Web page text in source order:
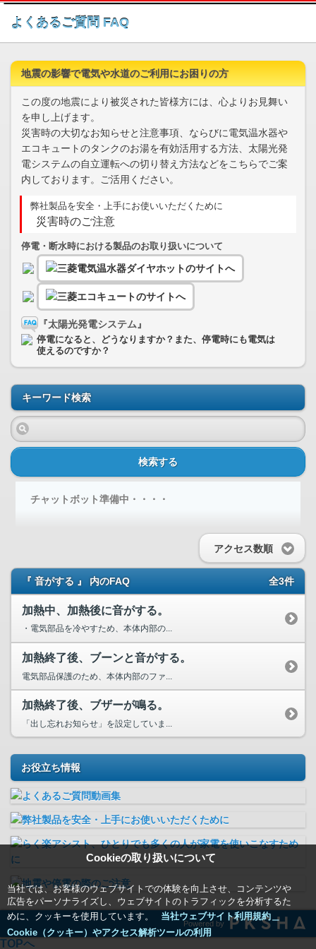
このページの本文へ
よくあるご質問 FAQ
Cookieの取り扱いについて
当社では、お客様のウェブサイトでの体験を向上させ、コンテンツや
広告をパーソナライズし、ウェブサイトのトラフィックを分析するた
めに、クッキーを使用しています。
当社ウェブサイト利用規約＿
Cookie（クッキー）やアクセス解析ツールの利用
地震の影響で電気や水道のご利用にお困りの方
この度の地震により被災された皆様方には、心よりお見舞い
を申し上げます。
災害時の大切なお知らせと注意事項、ならびに電気温水器や
エコキュートのタンクのお湯を有効活用する方法、太陽光発
電システムの自立運転への切り替え方法などをこちらでご案
内しております。ご活用ください。
弊社製品を安全・上手にお使いいただくために
災害時のご注意
停電・断水時における製品のお取り扱いについて
『太陽光発電システム』
停電になると、どうなりますか？また、停電時にも電気は
使えるのですか？
キーワード検索
検索する
チャットボット準備中・・・・
アクセス数順
『 音がする 』 内のFAQ 全3件
加熱中、加熱後に音がする。
・電気部品を冷やすため、本体内部の...
加熱終了後、ブーンと音がする。
電気部品保護のため、本体内部のファ...
加熱終了後、ブザーが鳴る。
「出し忘れお知らせ」を設定していま...
お役立ち情報
Powered by
TOPへ